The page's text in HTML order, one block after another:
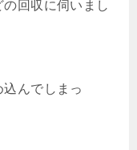
回収に伺いまし
込んでしまっ